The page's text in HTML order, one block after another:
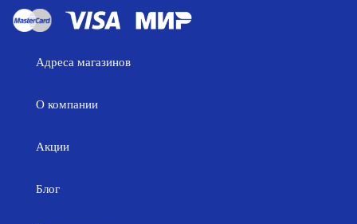
Адреса магазинов
О компании
Акции
Блог